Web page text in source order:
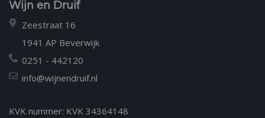
Wijn en Druif
Zeestraat 16
1941 AP Beverwijk
0251 - 442120
info@wijnendruif.nl
KVK nummer: KVK 34364148